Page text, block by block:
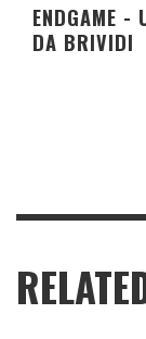
ENDGAME -
DA BRIVIDI